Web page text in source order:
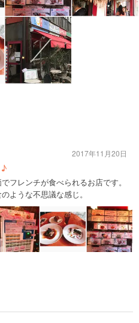
♪
フレンチが食べられるお店です。
ような不思議な感じ。
2017年11月20日